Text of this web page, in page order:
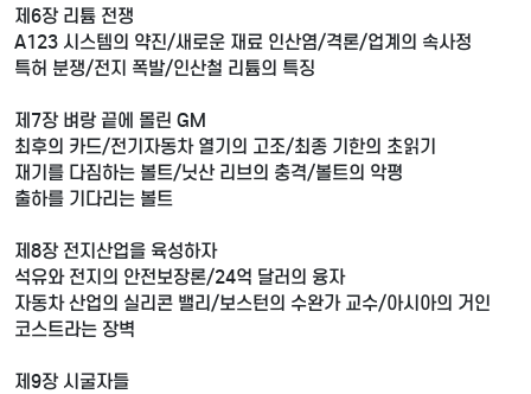
제6장 리튬 전쟁
A123 시스템의 약진/새로운 재료 인산염/격론/업계의 속사정
특허 분쟁/전지 폭발/인산철 리튬의 특징
제7장 벼랑 끝에 몰린 GM
최후의 카드/전기자동차 열기의 고조/최종 기한의 초읽기
재기를 다짐하는 볼트/닛산 리브의 충격/볼트의 악평
출하를 기다리는 볼트
제8장 전지산업을 육성하자
석유와 전지의 안전보장론/24억 달러의 융자
자동차 산업의 실리콘 밸리/보스턴의 수완가 교수/아시아의 거인
코스트라는 장벽
제9장 시굴자들